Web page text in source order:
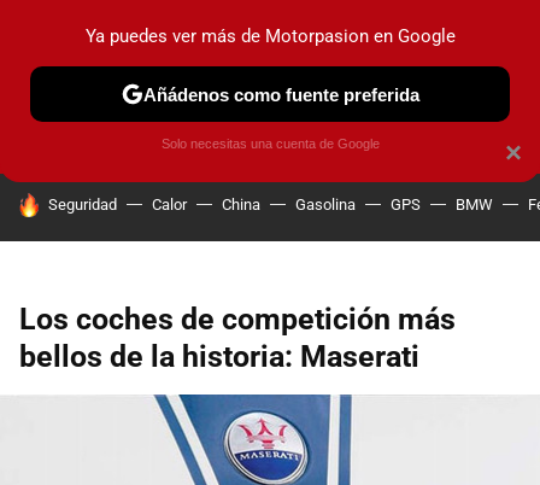
PRUEBAS COCHES ELÉCTRICOS OBSERVATORIO
HOY SE HABLA DE
Seguridad Calor China Gasolina GPS BMW
Los coches de competición más
bellos de la historia: Maserati
×
Ya puedes ver más de Motorpasion en Google
Añádenos como fuente preferida
Solo necesitas una cuenta de Google